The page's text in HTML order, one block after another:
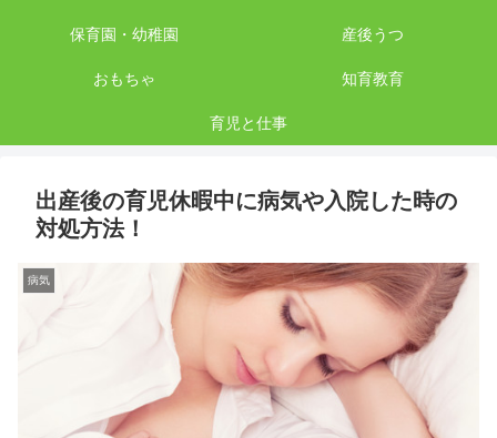
保育園・幼稚園 産後うつ
おもちゃ 知育教育
育児と仕事
出産後の育児休暇中に病気や入院した時の
対処方法！
病気